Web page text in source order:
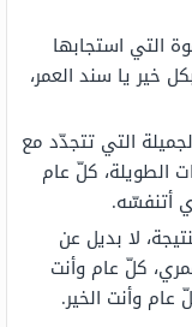
التي استجابها
خير يا سند العمر،
التي تتجدّد مع
الطويلة، كلّ عام
أتنفسّه.
لا بديل عن
كلّ عام وأنت
وأنت الخير.